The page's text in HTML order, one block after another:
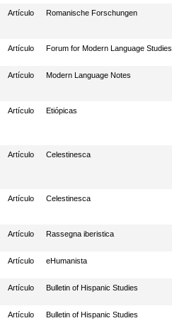
Artículo Romanische Forschungen
Artículo Forum for Modern Language Studies
Artículo Modern Language Notes
Artículo Etiópicas
Artículo Celestinesca
Artículo Celestinesca
Artículo Rassegna iberistica
Artículo eHumanista
Artículo Bulletin of Hispanic Studies
Artículo Bulletin of Hispanic Studies